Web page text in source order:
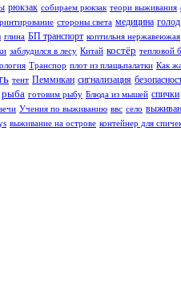
рюкзак собираем рюкзак теори выживания
стороны света медицина голод
глина БП транспорт коптильня нержавеюжая
заблудился в лесу Китай костёр тепловой
Транспор плот из плащьпалатки Как
тент Пеммикан сигнализация
рыба готовим рыбу Блюда из мышей спички
Учения по выживанию ввс село
выживание на острове контейнер для